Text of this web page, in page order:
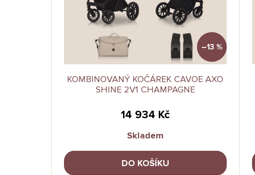
–13 %
KOMBINOVANÝ KOČÁREK CAVOE AXO
SHINE 2V1 CHAMPAGNE
14 934 Kč
Skladem
DO KOŠÍKU